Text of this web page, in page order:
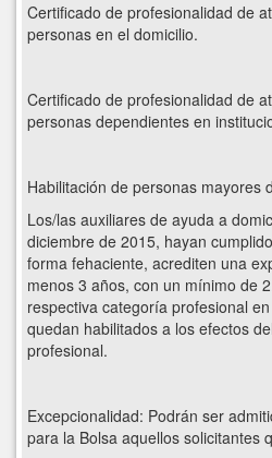
Certificado de profesionalidad de
personas en el domicilio.
Certificado de profesionalidad de
personas dependientes en
Habilitación de personas mayores
Los/las auxiliares de ayuda a
diciembre de 2015, hayan
forma fehaciente, acrediten una
menos 3 años, con un mínimo de
respectiva categoría profesional
quedan habilitados a los efectos
profesional.
Excepcionalidad: Podrán ser
para la Bolsa aquellos solicitantes